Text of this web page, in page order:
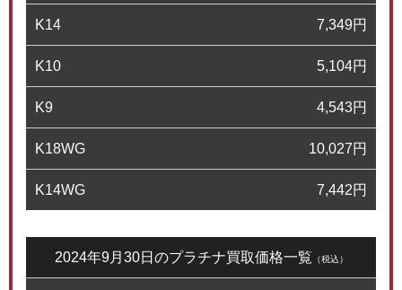
K14 7,349円
K10 5,104円
K9 4,543円
K18WG 10,027円
K14WG 7,442円
2024年9月30日のプラチナ買取価格一覧 （税込）